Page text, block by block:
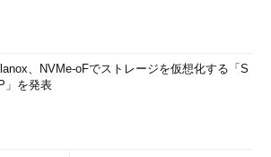
、NVMe-oFでストレージを仮想化する「S
」を発表